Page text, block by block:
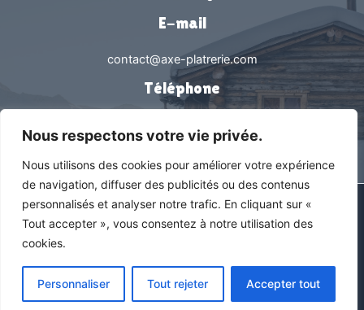
Nous respectons votre vie privée.
Nous utilisons des cookies pour améliorer votre expérience
de navigation, diffuser des publicités ou des contenus
personnalisés et analyser notre trafic. En cliquant sur «
Tout accepter », vous consentez à notre utilisation des
cookies.
Personnaliser Tout rejeter Accepter tout
E-mail
contact@axe-platrerie.com
Téléphone
Tous droits réservés © 2026 Axe Plâtrerie |Mentions légales &
Politique de confidentialité
Découvrez notre zone d’intervention
Agence web